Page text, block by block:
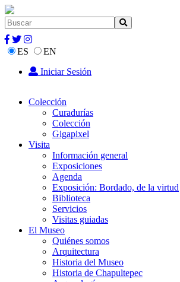
ES
EN
Iniciar Sesión
Colección
Curadurías
Colección
Gigapixel
Visita
Información general
Exposiciones
Agenda
Exposición: Bordado, de la virtud
Biblioteca
Servicios
Visitas guiadas
El Museo
Quiénes somos
Arquitectura
Historia del Museo
Historia de Chapultepec